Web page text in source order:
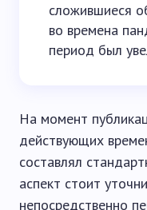
сложившиеся
во времена
период был
На момент
действующих
составлял
аспект стоит
непосредственно